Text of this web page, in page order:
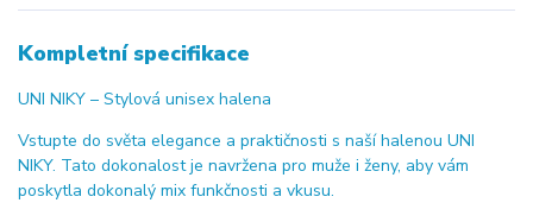
Kompletní specifikace
UNI NIKY – Stylová unisex halena
Vstupte do světa elegance a praktičnosti s naší halenou UNI
NIKY. Tato dokonalost je navržena pro muže i ženy, aby vám
poskytla dokonalý mix funkčnosti a vkusu.